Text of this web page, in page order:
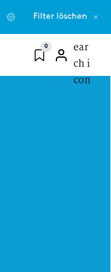
Filter löschen
0